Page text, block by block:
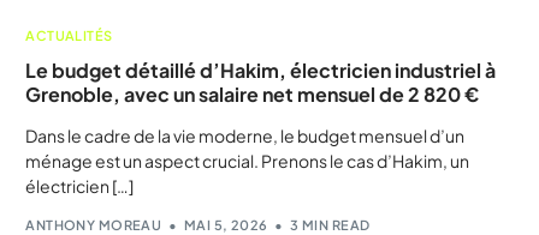
ACTUALITÉS
Le budget détaillé d’Hakim, électricien industriel à
Grenoble, avec un salaire net mensuel de 2 820 €
Dans le cadre de la vie moderne, le budget mensuel d’un
ménage est un aspect crucial. Prenons le cas d’Hakim, un
électricien […]
ANTHONY MOREAU MAI 5, 2026 3 MIN READ